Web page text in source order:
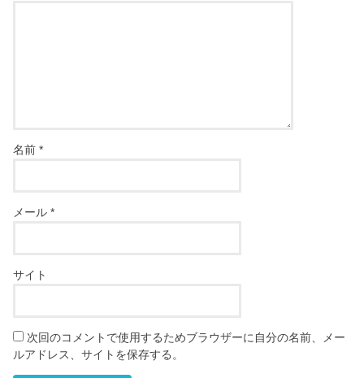
名前*
メール*
サイト
次回のコメントで使用するためブラウザーに自分の名前、メー
ルアドレス、サイトを保存する。